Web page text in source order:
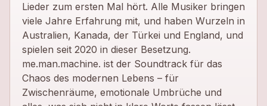
Lieder zum ersten Mal hört. Alle Musiker bringen
viele Jahre Erfahrung mit, und haben Wurzeln in
Australien, Kanada, der Türkei und England, und
spielen seit 2020 in dieser Besetzung.
me.man.machine. ist der Soundtrack für das
Chaos des modernen Lebens – für
Zwischenräume, emotionale Umbrüche und